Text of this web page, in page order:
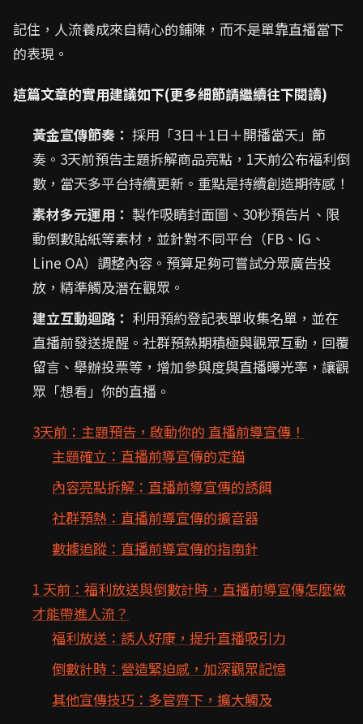
記住，人流養成來自精心的鋪陳，而不是單靠直播當下
的表現。
這篇文章的實用建議如下(更多細節請繼續往下閱讀)
黃金宣傳節奏： 採用「3日＋1日＋開播當天」節
奏。3天前預告主題拆解商品亮點，1天前公布福利倒
數，當天多平台持續更新。重點是持續創造期待感！
素材多元運用： 製作吸睛封面圖、30秒預告片、限
動倒數貼紙等素材，並針對不同平台（FB、IG、
Line OA）調整內容。預算足夠可嘗試分眾廣告投
放，精準觸及潛在觀眾。
建立互動迴路： 利用預約登記表單收集名單，並在
直播前發送提醒。社群預熱期積極與觀眾互動，回覆
留言、舉辦投票等，增加參與度與直播曝光率，讓觀
眾「想看」你的直播。
3天前：主題預告，啟動你的 直播前導宣傳！
主題確立：直播前導宣傳的定錨
內容亮點拆解：直播前導宣傳的誘餌
社群預熱：直播前導宣傳的擴音器
數據追蹤：直播前導宣傳的指南針
1 天前：福利放送與倒數計時，直播前導宣傳怎麼做
才能帶進人流？
福利放送：誘人好康，提升直播吸引力
倒數計時：營造緊迫感，加深觀眾記憶
其他宣傳技巧：多管齊下，擴大觸及